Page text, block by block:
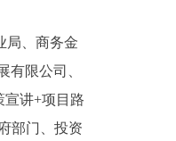
局、商务金
限公司、
宣讲+项目路
部门、投资